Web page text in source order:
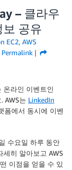
– 클라우
보 공유
EC2, AWS
Permalink
온라인 이벤트인
AWS는 LinkedIn
폼에서 동시에 이벤
수요일 하루 동안
세히 알아보고 AWS
이점을 얻을 수 있